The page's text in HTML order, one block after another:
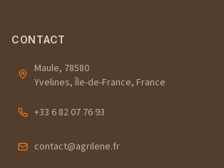
CONTACT
Maule, 78580
Yvelines, Île-de-France, France
+33 6 82 07 76 93
contact@agrilene.fr